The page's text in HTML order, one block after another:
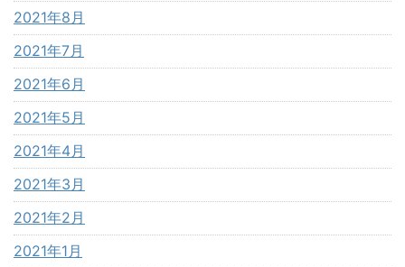
2021年8月
2021年7月
2021年6月
2021年5月
2021年4月
2021年3月
2021年2月
2021年1月